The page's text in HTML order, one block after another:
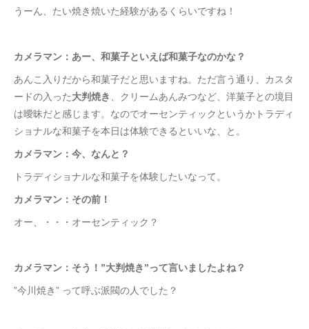
うーん、たい焼き焼いた経験があるくらいですね！
カメラマン：あー、和菓子といえば和菓子なのかな？
あんこ入りだから和菓子だと思いますね。ただ言う通り、カスタ
ードの入った大判焼き
、クリームあんみつなど、洋菓子との境目
は曖昧だと感じます。なのでオーセンティックというかトラディ
ショナルな和菓子を本日は体験できるといいな、と。
カメラマン：今、なんと？
トラディショナルな和菓子を体験したいなって。
カメラマン：その前！
オー、・・・オーセンティック？
カメラマン：そう！”大判焼き”って言いましたよね？
”今川焼き” って呼ぶ派閥の人でした？